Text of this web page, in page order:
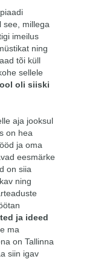
see, millega
imeilus
ning
tõi küll
sellele
oli siiski
aja jooksul
on hea
ja oma
eesmärke
on siia
ning
ja ideed
ma
on Tallinna
siin igav